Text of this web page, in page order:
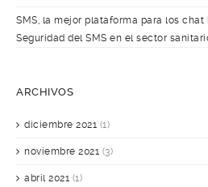
SMS, la mejor plataforma para los chat
Seguridad del SMS en el sector
ARCHIVOS
diciembre 2021 (1)
noviembre 2021 (3)
abril 2021 (1)